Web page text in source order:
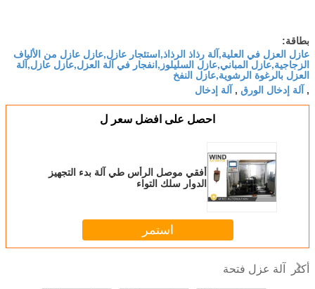
بطاقة:
عازل العزل في العلية,آلة رذاذ الرذاذ,استئجار عازل,عازل عازل من الألياف
الزجاجية,عازل المباني,عازل السليلوز,انفجار في آلة العزل,عازل عازل,آلة
العزل بالرغوة الرشوية,عازل النفخ
, آلة إدخال الورق , آلة إدخال
احصل على افضل سعر ل
أفقي موصل الرأس طي آلة بدء التجهيز
الدوار سلك التواء
استمر
أكثر آلة عزل فتحة